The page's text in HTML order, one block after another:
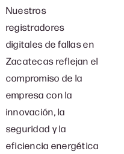
Nuestros
registradores
digitales de fallas en
Zacatecas reflejan el
compromiso de la
empresa con la
innovación, la
seguridad y la
eficiencia energética